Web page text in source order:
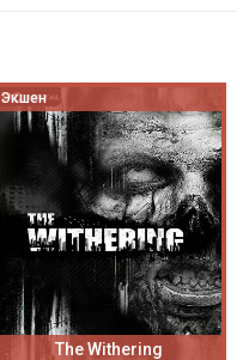
Экшен
The Withering